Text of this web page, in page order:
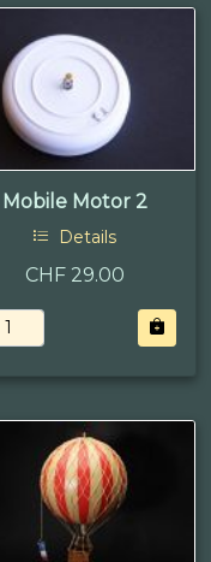
Mobile Motor 2
Details
CHF 29.00